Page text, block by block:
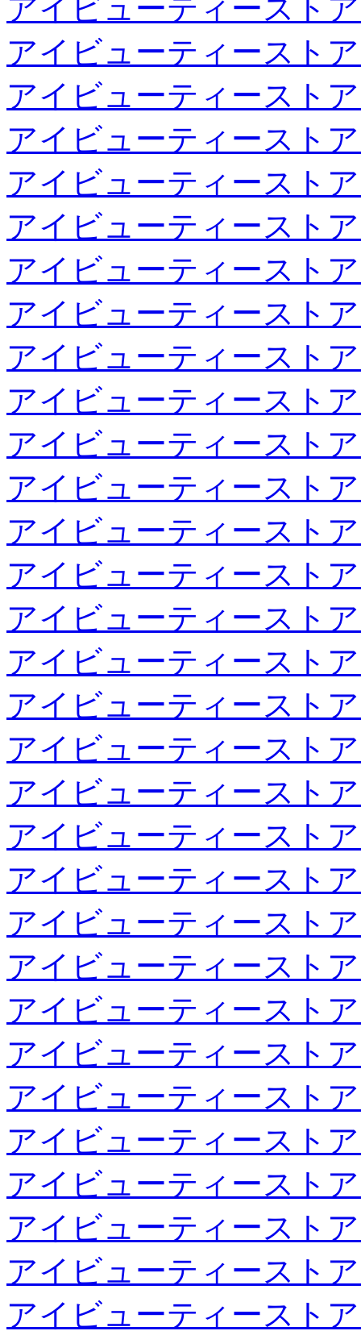
アイビューティースト
アイビューティースト
アイビューティースト
アイビューティースト
アイビューティースト
アイビューティースト
アイビューティースト
アイビューティースト
アイビューティースト
アイビューティースト
アイビューティースト
アイビューティースト
アイビューティースト
アイビューティースト
アイビューティースト
アイビューティースト
アイビューティースト
アイビューティースト
アイビューティースト
アイビューティースト
アイビューティースト
アイビューティースト
アイビューティースト
アイビューティースト
アイビューティースト
アイビューティースト
アイビューティースト
アイビューティースト
アイビューティースト
アイビューティースト
アイビューティースト